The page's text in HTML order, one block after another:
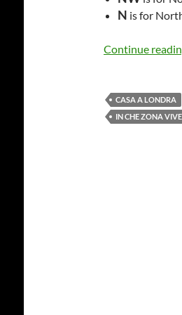
N is for
Continue
CASA A LONDRA
IN CHE ZONA